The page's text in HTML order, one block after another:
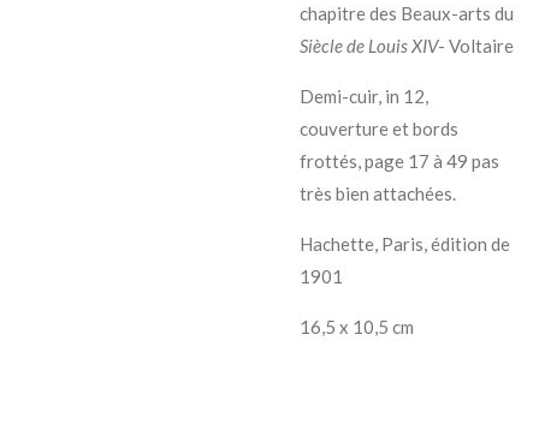
chapitre des Beaux-arts du
Siècle de Louis XIV- Voltaire
Demi-cuir, in 12,
couverture et bords
frottés, page 17 à 49 pas
très bien attachées.
Hachette, Paris, édition de
1901
16,5 x 10,5 cm